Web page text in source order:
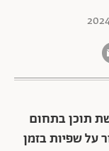
ואשת תוכן בתחום
על שפיות בזמן